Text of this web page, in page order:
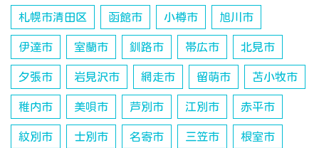
札幌市清田区 函館市 小樽市 旭川市
伊達市 室蘭市 釧路市 帯広市 北見市
夕張市 岩見沢市 網走市 留萌市 苫小牧市
稚内市 美唄市 芦別市 江別市 赤平市
紋別市 士別市 名寄市 三笠市 根室市